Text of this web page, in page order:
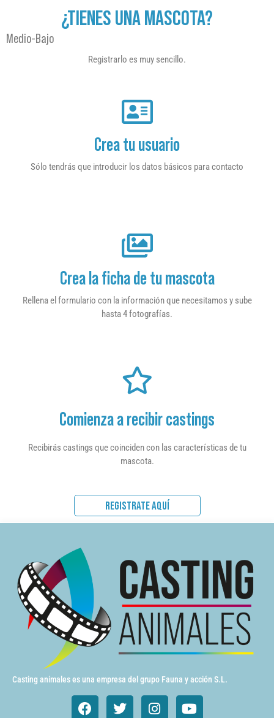
¿TIENES UNA MASCOTA?
Medio-Bajo
Registrarlo es muy sencillo.
Crea tu usuario
Sólo tendrás que introducir los datos básicos para contacto
Crea la ficha de tu mascota
Rellena el formulario con la información que necesitamos y sube
hasta 4 fotografías.
Comienza a recibir castings
Recibirás castings que coinciden con las características de tu
mascota.
REGISTRATE AQUÍ
Casting animales es una empresa del grupo Fauna y acción S.L.